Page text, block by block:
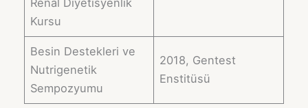
Renal Diyetisyenlik
Kursu
Besin Destekleri ve
Nutrigenetik
Sempozyumu
2018, Gentest
Enstitüsü